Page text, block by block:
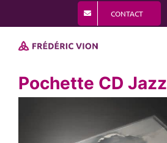
au
contenu
CONTACT
Pochette CD Jazz